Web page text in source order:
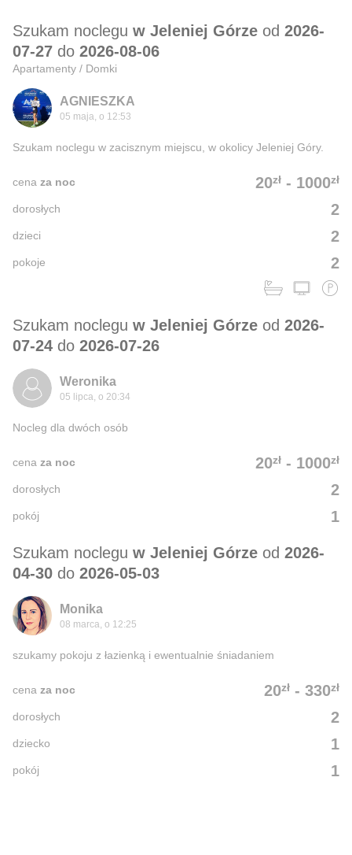
Szukam noclegu w Jeleniej Górze od 2026-
07-27 do 2026-08-06
Apartamenty / Domki
AGNIESZKA
05 maja, o 12:53
Szukam noclegu w zacisznym miejscu, w okolicy Jeleniej Góry.
20zł - 1000zł
cena za noc
2
dorosłych
2
dzieci
2
pokoje
Szukam noclegu w Jeleniej Górze od 2026-
07-24 do 2026-07-26
Weronika
05 lipca, o 20:34
Nocleg dla dwóch osób
20zł - 1000zł
cena za noc
2
dorosłych
1
pokój
Szukam noclegu w Jeleniej Górze od 2026-
04-30 do 2026-05-03
Monika
08 marca, o 12:25
szukamy pokoju z łazienką i ewentualnie śniadaniem
20zł - 330zł
cena za noc
2
dorosłych
1
dziecko
1
pokój